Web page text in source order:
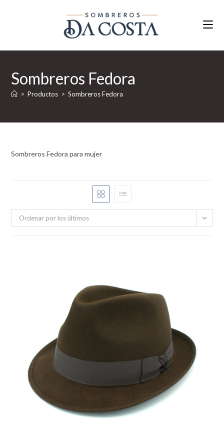
Sombreros Fedora
> Productos > Sombreros Fedora
Sombreros Fedora para mujer
Ordenar por los últimos